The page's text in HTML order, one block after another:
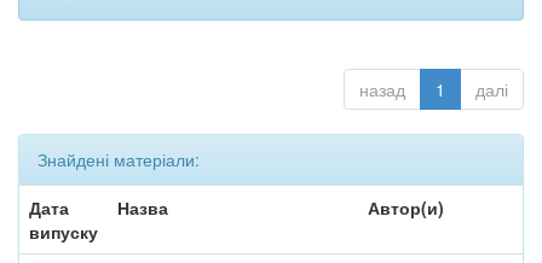
назад 1 далі
Знайдені матеріали:
Дата
випуску
Назва Автор(и)